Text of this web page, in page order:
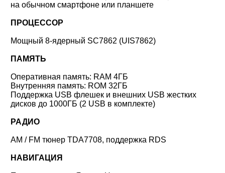
на обычном смартфоне или планшете
ПРОЦЕССОР
Мощный 8-ядерный SC7862 (UIS7862)
ПАМЯТЬ
Оперативная память: RAM 4ГБ
Внутренняя память: ROM 32ГБ
Поддержка USB флешек и внешних USB жестких
дисков до 1000ГБ (2 USB в комплекте)
РАДИО
AM / FM тюнер TDA7708, поддержка RDS
НАВИГАЦИЯ